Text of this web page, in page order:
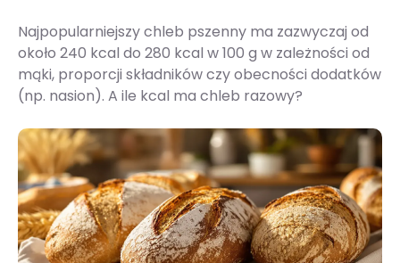
Najpopularniejszy chleb pszenny ma zazwyczaj od
około 240 kcal do 280 kcal w 100 g w zależności od
mąki, proporcji składników czy obecności dodatków
(np. nasion). A ile kcal ma chleb razowy?